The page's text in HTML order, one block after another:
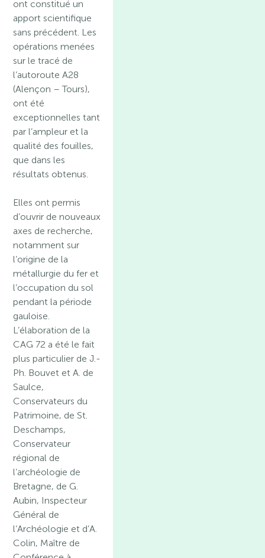
ont constitué un
apport scientifique
sans précédent. Les
opérations menées
sur le tracé de
l’autoroute A28
(Alençon – Tours),
ont été
exceptionnelles tant
par l’ampleur et la
qualité des fouilles,
que dans les
résultats obtenus.
Elles ont permis
d’ouvrir de nouveaux
axes de recherche,
notamment sur
l’origine de la
métallurgie du fer et
l’occupation du sol
pendant la période
gauloise.
L’élaboration de la
CAG 72 a été le fait
plus particulier de J.-
Ph. Bouvet et A. de
Saulce,
Conservateurs du
Patrimoine, de St.
Deschamps,
Conservateur
régional de
l’archéologie de
Bretagne, de G.
Aubin, Inspecteur
Général de
l’Archéologie et d’A.
Colin, Maître de